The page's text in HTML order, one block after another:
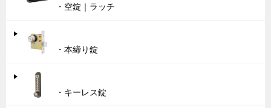
・空錠｜ラッチ
・本締り錠
・キーレス錠